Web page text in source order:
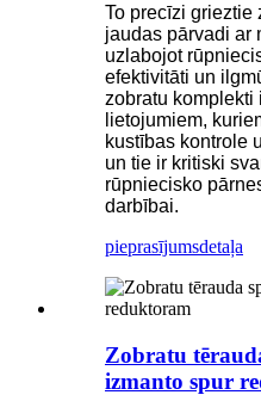
To precīzi grieztie
jaudas pārvadi ar
uzlabojot
efektivitāti un
zobratu komplekti
lietojumiem,
kustības kontrole
un tie ir kritiski
rūpniecisko
darbībai.
pieprasījumsdetaļa
Zobratu
izmanto spur